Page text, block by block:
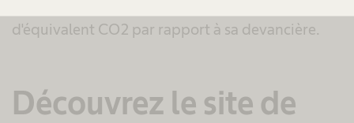
d'équivalent CO2 par rapport à sa devancière.
Découvrez le site de